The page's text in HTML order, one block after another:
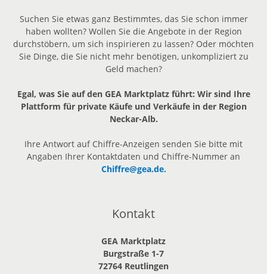
Suchen Sie etwas ganz Bestimmtes, das Sie schon immer
haben wollten? Wollen Sie die Angebote in der Region
durchstöbern, um sich inspirieren zu lassen? Oder möchten
Sie Dinge, die Sie nicht mehr benötigen, unkompliziert zu
Geld machen?
Egal, was Sie auf den GEA Marktplatz führt: Wir sind Ihre
Plattform für private Käufe und Verkäufe in der Region
Neckar-Alb.
Ihre Antwort auf Chiffre-Anzeigen senden Sie bitte mit
Angaben Ihrer Kontaktdaten und Chiffre-Nummer an
Chiffre@gea.de.
Kontakt
GEA Marktplatz
Burgstraße 1-7
72764 Reutlingen